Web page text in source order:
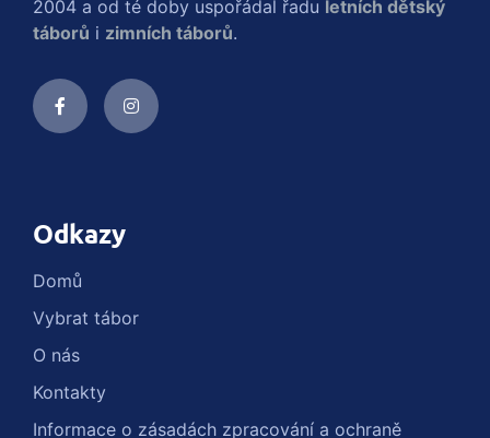
2004 a od té doby uspořádal řadu letních dětský
táborů i zimních táborů.
Odkazy
Domů
Vybrat tábor
O nás
Kontakty
Informace o zásadách zpracování a ochraně